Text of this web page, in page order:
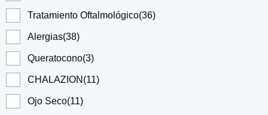
Tratamiento Oftalmológico(36)
Alergias(38)
Queratocono(3)
CHALAZION (11)
Ojo Seco(11)